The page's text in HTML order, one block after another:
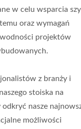
w celu wsparcia
oraz wymagań
projektów
z branży i
stoiska na
nasze
możliwości